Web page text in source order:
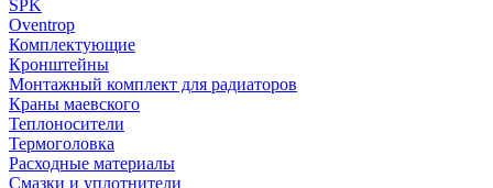
SPK
Oventrop
Комплектующие
Кронштейны
Монтажный комплект для радиаторов
Краны маевского
Теплоносители
Термоголовка
Расходные материалы
Смазки и уплотнители